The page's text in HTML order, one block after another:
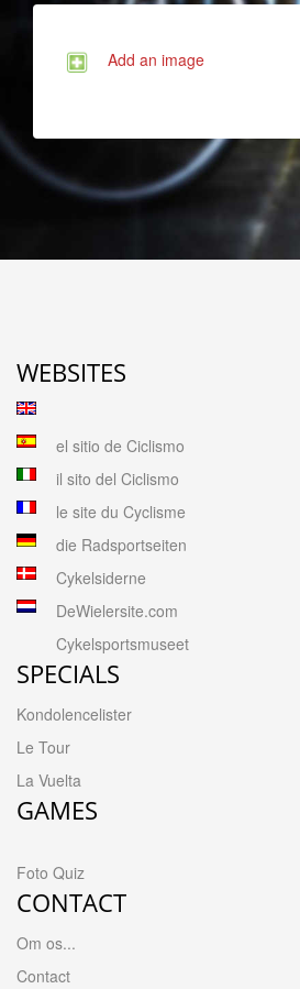
Add an image
WEBSITES
el sitio de Ciclismo
il sito del Ciclismo
le site du Cyclisme
die Radsportseiten
Cykelsiderne
DeWielersite.com
Cykelsportsmuseet
SPECIALS
Kondolencelister
Le Tour
La Vuelta
GAMES
Foto Quiz
CONTACT
Om os...
Contact